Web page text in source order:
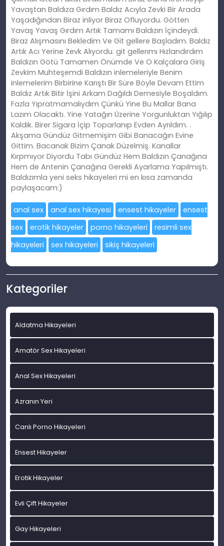
Yavaştan Baldıza Gırdım Baldız Acıyla Zevki Bir Arada
Yaşadığından Biraz inliyor Biraz Ofluyordu. Götten
Yavaş Yavaş Gırdım Artık Tamamı Baldızın İçindeydi.
Biraz Alışmasını Bekledim Ve Git gellere Başladım. Baldız
Artık Acı Yerine Zevk Alıyordu. git gellerımı Hızlandırdım
Baldızın Götü Tamamen Önümde Ve O Kalçalara Giriş
Zevkim Muhteşemdi Baldızın inlemeleriyle Benim
inlemelerim Birbirine Karıştı Bir Süre Böyle Devam Ettim
Baldız Artık Bitir İşini Arkam Dağıldı Demesiyle Boşaldım.
Fazla Yıpratmamalıydım Çünkü Yine Bu Mallar Bana
Lazım Olacaktı. Yine Yatağın Üzerine Yorgunluktan Yığılıp
Kaldık. Birer Sigara İçip Toparlanıp Evden Ayrıldım. .
Akşama Gündüz Gitmemişim Gibi Banacağın Evine
Gittim. Bacanak Bizim Çanak Düzelmiş. Kanallar
Kırpmıyor Diyordu Tabı Gündüz Hem Baldızın Çanağına
Hem de Antenin Çanağına Gerekli Ayarlama Yapılmıştı.
Baldızımla yeni seks hikayeleri mi en kısa zamanda
paylaşacam:)
anal sex anal sex hikayesi ensest hikayeler
ensest
sex
erotik hikayeler porno hikayeleri
resimli sex
hikayeleri
sex hikayeleri sikiş hikayeleri
Kategoriler
Aldatma Hikayeleri
Amatör Sex Hikayeleri
Anal Sex Hikayeleri
Azranın Yeri
Canlı Porno Hikayeleri
Ensest Hikayeler
Erotik Hikayeler
Evli Çift Hikayeler
Gay Hikayeleri